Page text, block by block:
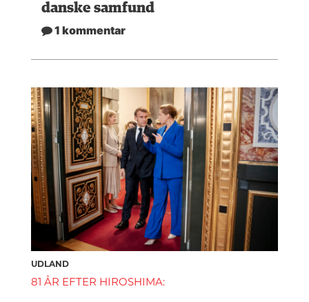
danske samfund
1 kommentar
UDLAND
81 ÅR EFTER HIROSHIMA: